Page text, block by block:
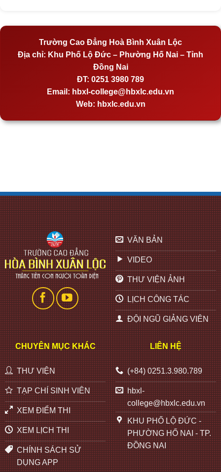
Trường Cao Đẳng Hoà Bình Xuân Lộc
Địa chỉ: Khu Phố Lộ Đức – Phường Hố Nai – Tỉnh
Đồng Nai
ĐT: 0251 3980 789
Email: hbxl-college@hbxlc.edu.vn
Web: hbxlc.edu.vn
VĂN BẢN
VIDEO
THƯ VIỆN ẢNH
LỊCH CÔNG TÁC
ĐỘI NGŨ GIẢNG VIÊN
CHUYÊN MỤC KHÁC
THƯ VIỆN
TẠP CHÍ SINH VIÊN
XEM ĐIỂM THI
XEM LỊCH THI
CHÍNH SÁCH SỬ
DỤNG APP
LIÊN HỆ
(+84) 0251.3.980.789
hbxl-
college@hbxlc.edu.vn
KHU PHỐ LỘ ĐỨC -
PHƯỜNG HỐ NAI - TP.
ĐỒNG NAI